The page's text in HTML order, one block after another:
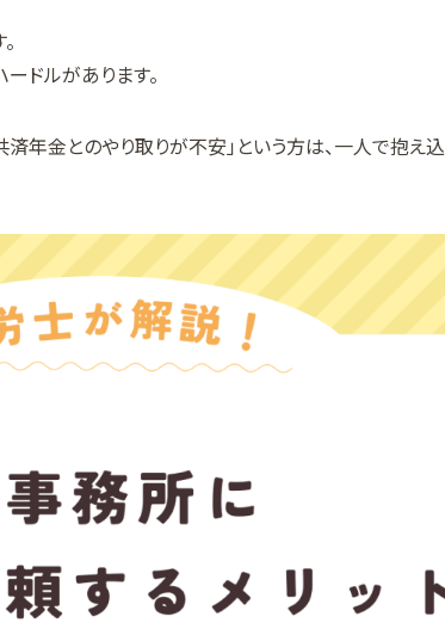
ドルがあります。
済年金とのやり取りが不安」という方は、一人で抱え